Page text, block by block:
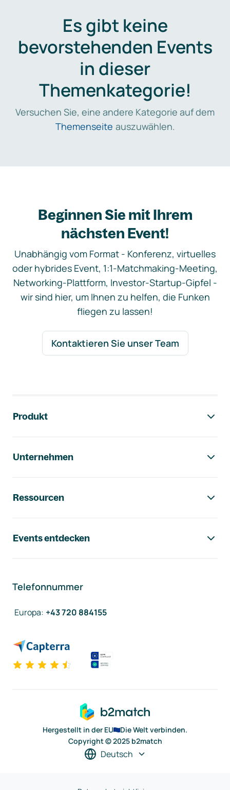
Es gibt keine
bevorstehenden Events
in dieser
Themenkategorie!
Versuchen Sie, eine andere Kategorie auf dem
Themenseite auszuwählen.
Beginnen Sie mit Ihrem
nächsten Event!
Unabhängig vom Format - Konferenz, virtuelles
oder hybrides Event, 1:1-Matchmaking-Meeting,
Networking-Plattform, Investor-Startup-Gipfel -
wir sind hier, um Ihnen zu helfen, die Funken
fliegen zu lassen!
Kontaktieren Sie unser Team
Produkt
Unternehmen
Ressourcen
Events entdecken
Telefonnummer
Europa: +43 720 884155
Hergestellt in der EU
Die Welt verbinden.
Copyright © 2025 b2match
Deutsch